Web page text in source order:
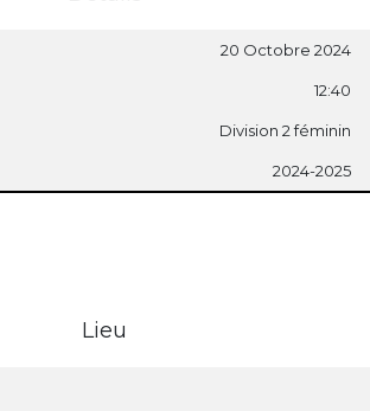
20 Octobre 2024
12:40
Division 2 féminin
2024-2025
Lieu